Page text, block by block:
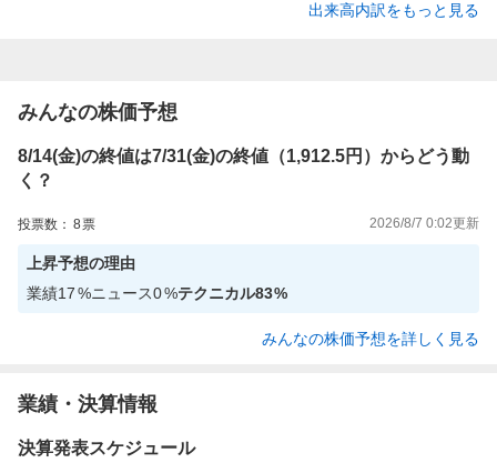
出来高内訳をもっと見る
みんなの株価予想
8/14(金)の終値は7/31(金)の終値（1,912.5円）からどう動
く？
投票数： 8票 2026/8/7 0:02更新
上昇予想の理由
業績17%ニュース0%テクニカル83%
みんなの株価予想を詳しく見る
業績・決算情報
決算発表スケジュール